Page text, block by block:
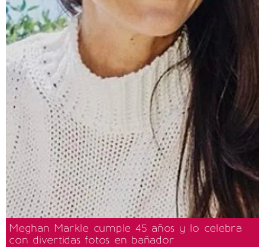
Meghan Markle cumple 45 años y lo celebra
con divertidas fotos en bañador